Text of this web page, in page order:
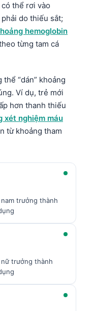
thể rơi vào
phải do thiếu sắt;
hemoglobin
từng tam cá
“dán” khoảng
Ví dụ, trẻ mới
hơn thanh thiếu
xét nghiệm máu
từ khoảng tham
trưởng thành
trưởng thành